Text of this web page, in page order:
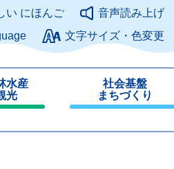
このページの本文へ
い にほんご
音声読み上げ
文字サイズ・色変更
水産
光
社会基盤
まちづくり
じ